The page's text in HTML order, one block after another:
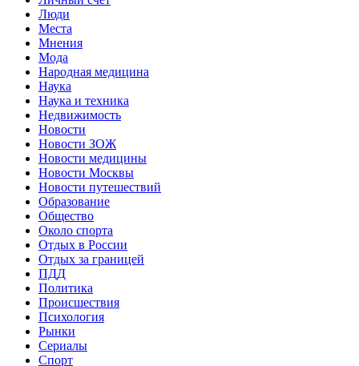
Люди
Места
Мнения
Мода
Народная медицина
Наука
Наука и техника
Недвижимость
Новости
Новости ЗОЖ
Новости медицины
Новости Москвы
Новости путешествий
Образование
Общество
Около спорта
Отдых в России
Отдых за границей
ПДД
Политика
Происшествия
Психология
Рынки
Сериалы
Спорт